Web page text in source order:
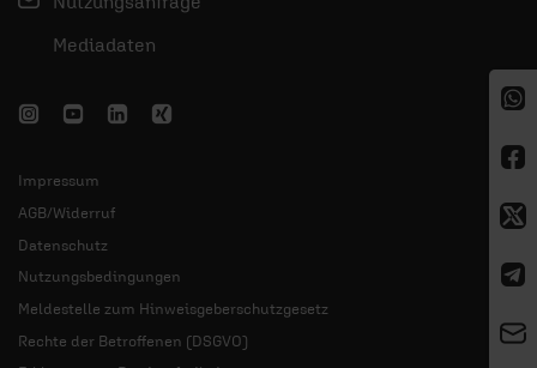
Mediadaten
Impressum
AGB/Widerruf
Datenschutz
Nutzungsbedingungen
Meldestelle zum Hinweisgeberschutzgesetz
Rechte der Betroffenen (DSGVO)